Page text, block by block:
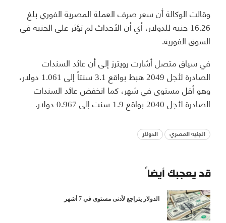
وقالت الوكالة أن سعر صرف العملة المصرية الفوري بلغ
16.26 جنيه للدولار، أي أن الأحداث لم تؤثر على الجنيه في
السوق الفورية.
في سياق متصل أشارت رويترز إلى أن عائد السندات
الصادرة لأجل 2049 هبط بواقع 3.1 سنتاً إلى 1.061 دولار،
وهو أقل مستوى في شهر، كما انخفض عائد السندات
الصادرة لأجل 2040 بواقع 1.9 سنت إلى 0.967 دولار.
الجنيه المصري الدولار
قد يعجبك أيضاً
الدولار يتراجع لأدنى مستوى في 7 أشهر